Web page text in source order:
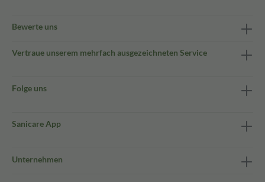
Bewerte uns
Vertraue unserem mehrfach ausgezeichneten Service
Folge uns
Sanicare App
Unternehmen